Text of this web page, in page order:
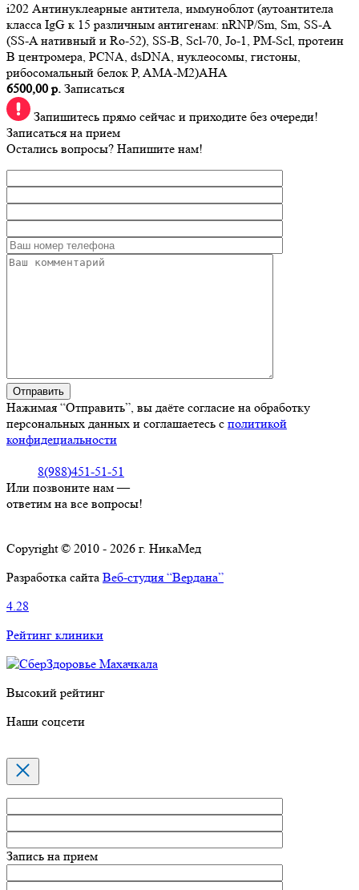
i202 Антинуклеарные антитела, иммуноблот (аутоантитела
класса IgG к 15 различным антигенам: nRNP/Sm, Sm, SS-A
(SS-A нативный и Ro-52), SS-B, Scl-70, Jo-1, PM-Scl, протеин
B центромера, PCNA, dsDNA, нуклеосомы, гистоны,
рибосомальный белок P, AMA-M2)AHA
6500,00 р. Записаться
Запишитесь прямо сейчас и приходите без очереди!
Записаться на прием
Остались вопросы? Напишите нам!
Нажимая “Отправить”, вы даёте согласие на обработку
персональных данных и соглашаетесь с политикой
конфидециальности
8(988)451-51-51
Или позвоните нам —
ответим на все вопросы!
Copyright © 2010 - 2026 г. НикаМед
Разработка сайта Веб-студия “Вердана”
4.28
Рейтинг клиники
Высокий рейтинг
Наши соцсети
Запись на прием